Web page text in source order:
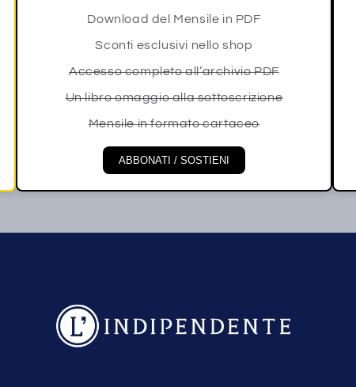
Download del Mensile in PDF
Sconti esclusivi nello shop
Accesso completo all’archivio PDF
Un libro omaggio alla sottoscrizione
Mensile in formato cartaceo
ABBONATI / SOSTIENI